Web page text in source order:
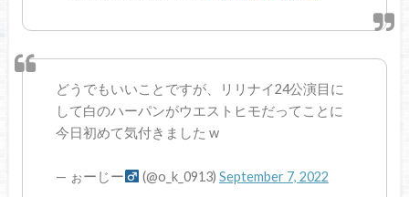
どうでもいいことですが、リリナイ24公演目に
して白のハーパンがウエストヒモだってことに
今日初めて気付きました w
— ぉーじー‍ (@o_k_0913) September 7, 2022